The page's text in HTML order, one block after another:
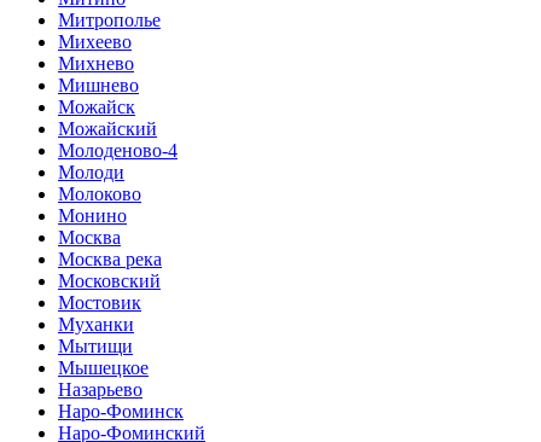
Митрополье
Михеево
Михнево
Мишнево
Можайск
Можайский
Молоденово-4
Молоди
Молоково
Монино
Москва
Москва река
Московский
Мостовик
Муханки
Мытищи
Мышецкое
Назарьево
Наро-Фоминск
Наро-Фоминский